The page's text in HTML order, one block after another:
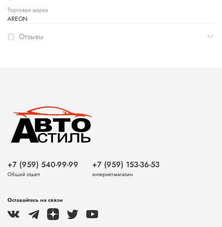
Торговая марка
AREON
Отзывы
+7 (959) 540-99-99
Общий отдел
+7 (959) 153-36-53
интернет-магазин
Оставайтесь на связи